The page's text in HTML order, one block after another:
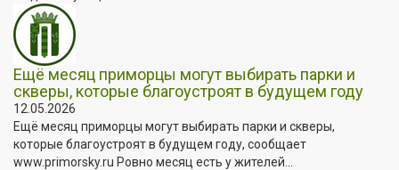
Ещё месяц приморцы могут выбирать парки и
скверы, которые благоустроят в будущем году
12.05.2026
Ещё месяц приморцы могут выбирать парки и скверы,
которые благоустроят в будущем году, сообщает
www.primorsky.ru Ровно месяц есть у жителей...